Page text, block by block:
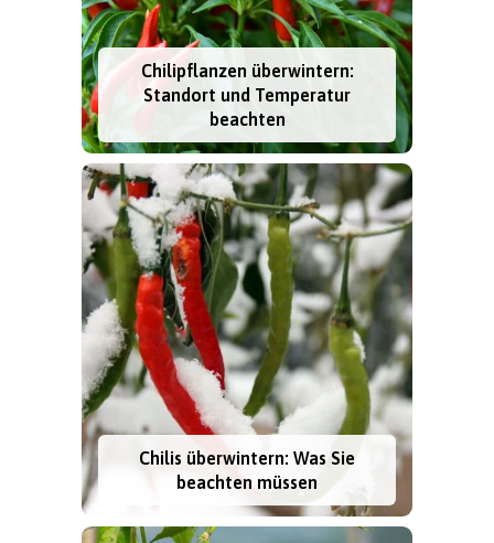
Chilipflanzen überwintern:
Standort und Temperatur
beachten
Chilis überwintern: Was Sie
beachten müssen